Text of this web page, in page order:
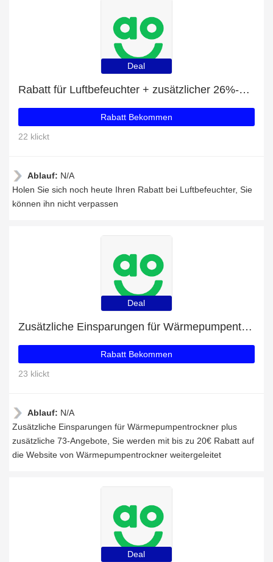
Deal
Rabatt für Luftbefeuchter + zusätzlicher 26%-Rabattgutschein
Rabatt Bekommen
22 klickt
Ablauf: N/A
Holen Sie sich noch heute Ihren Rabatt bei Luftbefeuchter, Sie
können ihn nicht verpassen
Deal
Zusätzliche Einsparungen für Wärmepumpentrockner plus zusätzliche 73-Angebote
Rabatt Bekommen
23 klickt
Ablauf: N/A
Zusätzliche Einsparungen für Wärmepumpentrockner plus
zusätzliche 73-Angebote, Sie werden mit bis zu 20€ Rabatt auf
die Website von Wärmepumpentrockner weitergeleitet
Deal